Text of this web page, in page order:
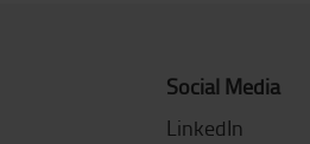
Social Media
LinkedIn